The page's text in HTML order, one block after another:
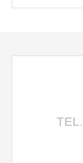
TEL.